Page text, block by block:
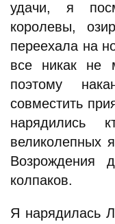
удачи, я
королевы,
переехала на
все никак не
поэтому
совместить
нарядились
великолепных
Возрождения
колпаков.
Я нарядилась